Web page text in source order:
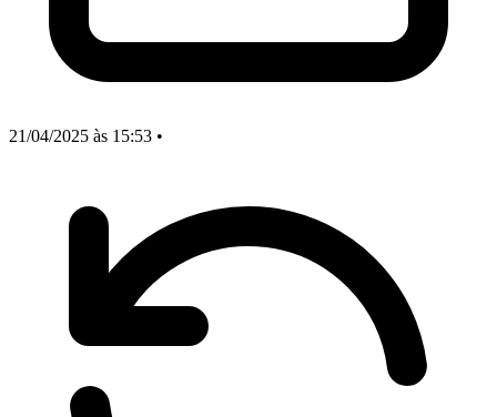
21/04/2025 às 15:53 •